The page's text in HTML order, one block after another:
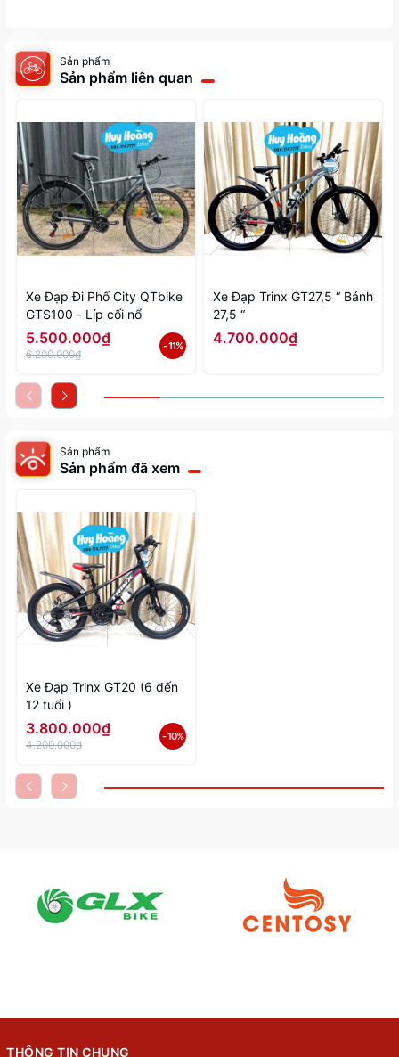
Sản phẩm
Sản phẩm liên quan
Xe Đạp Đi Phố City QTbike
GTS100 - Líp cối nổ
5.500.000₫
6.200.000₫
- 11%
Xe Đạp Trinx GT27,5 “ Bánh
27,5 “
4.700.000₫
Sản phẩm
Sản phẩm đã xem
Xe Đạp Trinx GT20 (6 đến
12 tuổi )
3.800.000₫
4.200.000₫
- 10%
THÔNG TIN CHUNG